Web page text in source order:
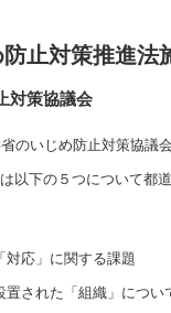
止対策推進法
対策協議会
のいじめ防止対策協議
以下の５つについて都
対応」に関する課題
された「組織」につい